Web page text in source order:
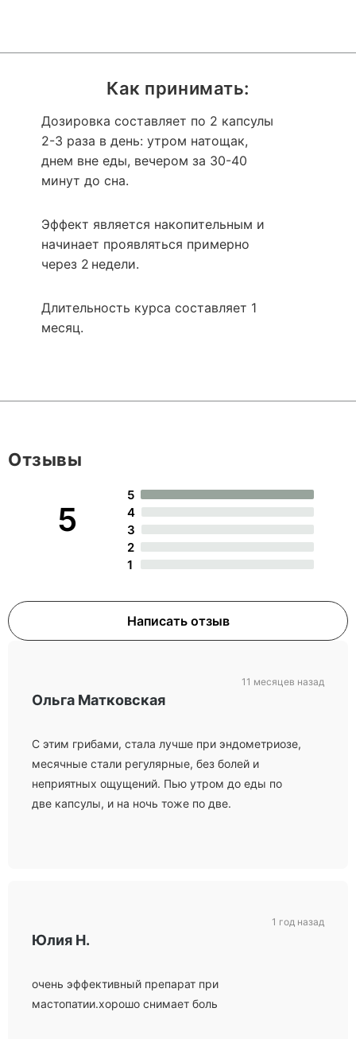
Как принимать:
Дозировка составляет по 2 капсулы
2-3 раза в день: утром натощак,
днем вне еды, вечером за 30-40
минут до сна.
Эффект является накопительным и
начинает проявляться примерно
через 2 недели.
Длительность курса составляет 1
месяц.
5
5
4
3
2
1
Написать отзыв
Отзывы
Ольга Матковская
С этим грибами, стала лучше при эндометриозе,
месячные стали регулярные, без болей и
неприятных ощущений. Пью утром до еды по
две капсулы, и на ночь тоже по две.
11 месяцев назад
Юлия Н.
очень эффективный препарат при
мастопатии.хорошо снимает боль
1 год назад